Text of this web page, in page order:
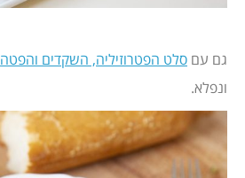
גם עם סלט הפטרוזיליה, השקדים והפטה
ונפלא.